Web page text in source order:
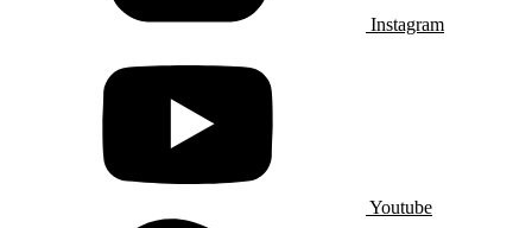
Instagram
Youtube